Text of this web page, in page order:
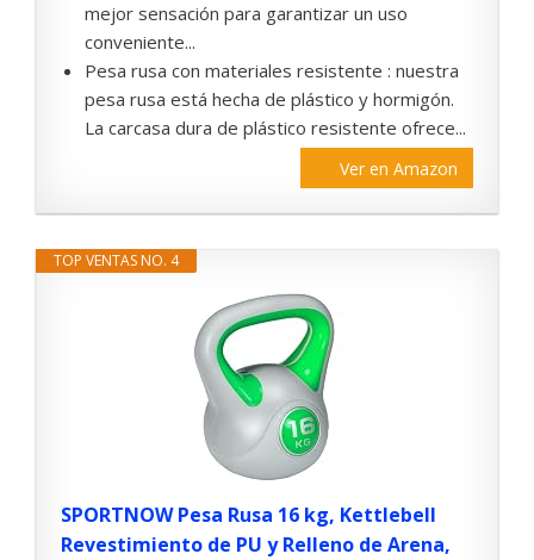
mejor sensación para garantizar un uso
conveniente...
Pesa rusa con materiales resistente : nuestra
pesa rusa está hecha de plástico y hormigón.
La carcasa dura de plástico resistente ofrece...
Ver en Amazon
TOP VENTAS NO. 4
SPORTNOW Pesa Rusa 16 kg, Kettlebell
Revestimiento de PU y Relleno de Arena,